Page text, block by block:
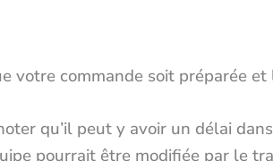
votre commande soit préparée
qu’il peut y avoir un délai
pourrait être modifiée par le